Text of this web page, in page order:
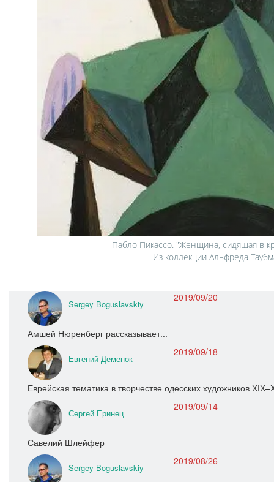
Пабло Пикассо. "Женщина, сидящая в
Из коллекции Альфреда
Sergey Boguslavskiy
2019/09/20
Амшей Нюренберг рассказывает...
Евгений Деменок
2019/09/18
Еврейская тематика в творчестве одесских художников
Сергей Еринец
2019/09/14
Савелий Шлейфер
Sergey Boguslavskiy
2019/08/26